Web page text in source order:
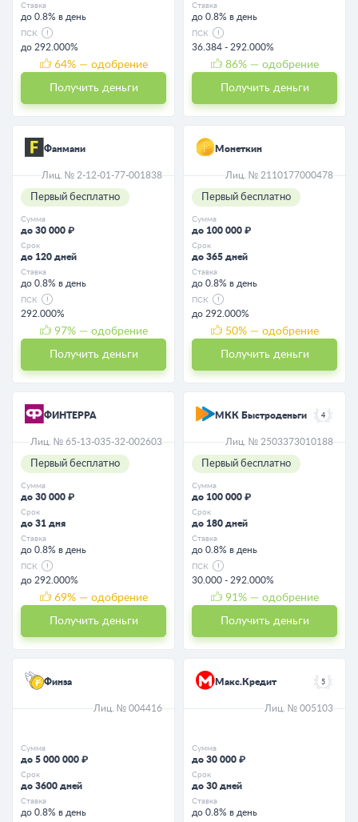
Ставка
до 0.8% в день
ПСК
до 292.000%
64% — одобрение
Получить деньги
Ставка
до 0.8% в день
ПСК
36.384 - 292.000%
86% — одобрение
Получить деньги
Фанмани
Лиц. № 2-12-01-77-001838
Первый бесплатно
Сумма
до 30 000 ₽
Срок
до 120 дней
Ставка
до 0.8% в день
ПСК
292.000%
97% — одобрение
Получить деньги
Монеткин
Лиц. № 2110177000478
Первый бесплатно
Сумма
до 100 000 ₽
Срок
до 365 дней
Ставка
до 0.8% в день
ПСК
до 292.000%
50% — одобрение
Получить деньги
ФИНТЕРРА
Лиц. № 65-13-035-32-002603
Первый бесплатно
Сумма
до 30 000 ₽
Срок
до 31 дня
Ставка
до 0.8% в день
ПСК
до 292.000%
69% — одобрение
Получить деньги
МКК Быстроденьги 4
Лиц. № 2503373010188
Первый бесплатно
Сумма
до 100 000 ₽
Срок
до 180 дней
Ставка
до 0.8% в день
ПСК
30.000 - 292.000%
91 % — одобрение
Получить деньги
Финза
Лиц. № 004416
Сумма
до 5 000 000 ₽
Срок
до 3600 дней
Ставка
до 0.8% в день
Макс.Кредит 5
Лиц. № 005103
Сумма
до 30 000 ₽
Срок
до 30 дней
Ставка
до 0.8% в день